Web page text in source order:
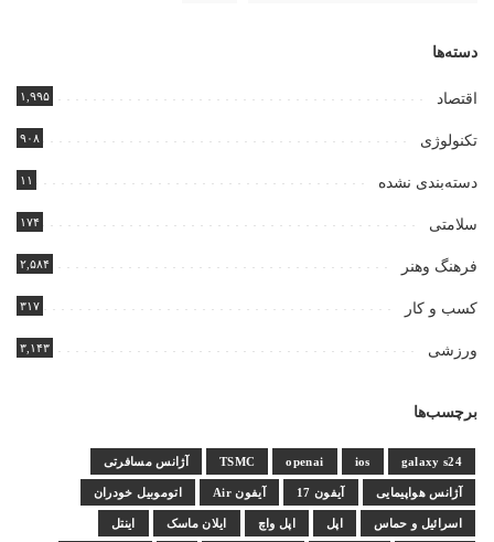
دسته‌ها
اقتصاد ۱,۹۹۵
تکنولوژی ۹۰۸
دسته‌بندی نشده ۱۱
سلامتی ۱۷۴
فرهنگ وهنر ۲,۵۸۴
کسب و کار ۳۱۷
ورزشی ۳,۱۴۳
برچسب‌ها
galaxy s24
ios
openai
TSMC آژانس مسافرتی
آژانس هواپیمایی آیفون 17 آیفون Air اتوموبیل خودران
اسرائیل و حماس اپل اپل واچ ایلان ماسک اینتل